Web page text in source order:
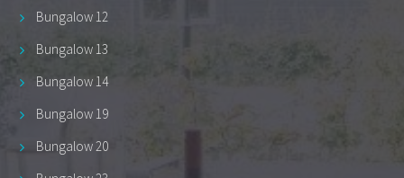
Bungalow 12
Bungalow 13
Bungalow 14
Bungalow 19
Bungalow 20